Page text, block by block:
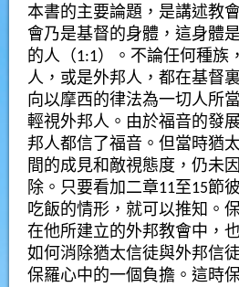
本書的主要論題，是講述教
會乃是基督的身體，這身體
的人（1:1）。不論任何種族
人，或是外邦人，都在基督
向以摩西的律法為一切人所
輕視外邦人。由於福音的發
邦人都信了福音。但當時猶
間的成見和敵視態度，仍未
除。只要看加二章11至15節
吃飯的情形，就可以推知。
在他所建立的外邦教會中，
如何消除猶太信徒與外邦信
保羅心中的一個負擔。這時